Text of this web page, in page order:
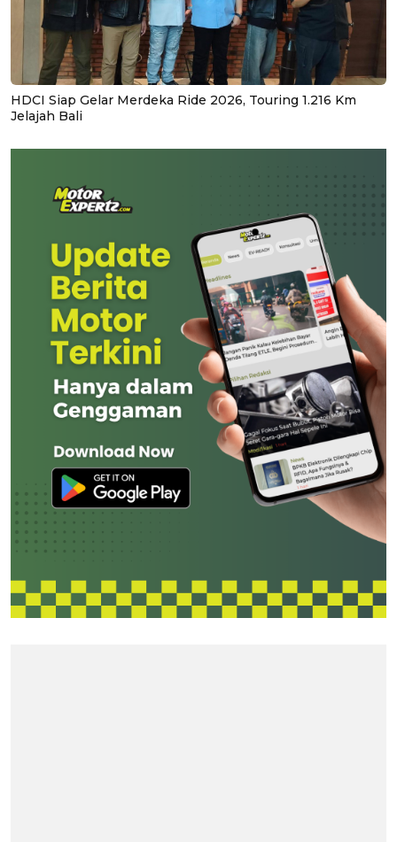
HDCI Siap Gelar Merdeka Ride 2026, Touring 1.216 Km
Jelajah Bali